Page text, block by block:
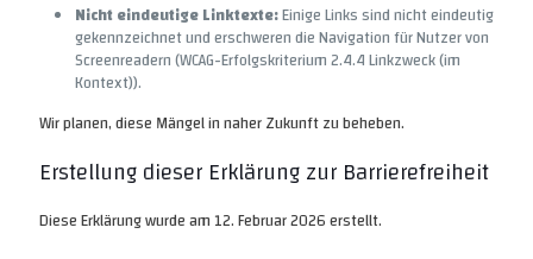
Nicht eindeutige Linktexte:Einige Links sind nicht eindeutig
gekennzeichnet und erschweren die Navigation für Nutzer von
Screenreadern (WCAG-Erfolgskriterium 2.4.4 Linkzweck (im
Kontext)).
Wir planen, diese Mängel in naher Zukunft zu beheben.
Erstellung dieser Erklärung zur Barrierefreiheit
Diese Erklärung wurde am 12. Februar 2026 erstellt.